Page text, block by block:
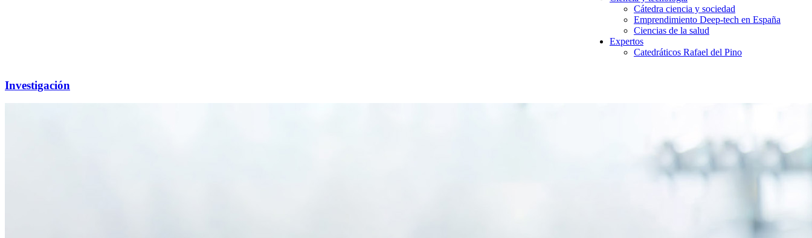
Cátedra ciencia y sociedad
Emprendimiento Deep-tech en España
Ciencias de la salud
Expertos
Catedráticos Rafael del Pino
Investigación